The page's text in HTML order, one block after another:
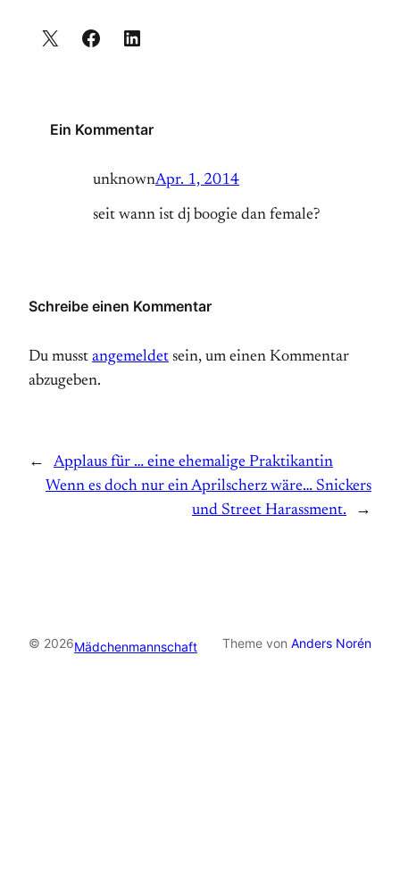
Ein Kommentar
unknownApr. 1, 2014
seit wann ist dj boogie dan female?
Schreibe einen Kommentar
Du musst angemeldet sein, um einen Kommentar
abzugeben.
←
Applaus für … eine ehemalige Praktikantin
Wenn es doch nur ein Aprilscherz wäre… Snickers
und Street Harassment.
→
© 2026Mädchenmannschaft Theme von Anders Norén